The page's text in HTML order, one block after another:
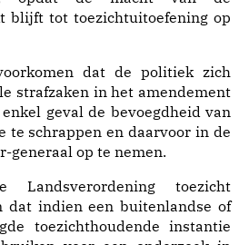
blijft tot toezichtuitoefening op
dat de politiek zich
strafzaken in het amendement
geval de bevoegdheid van
te schrappen en daarvoor in de
generaal op te nemen.
toezicht
dat indien een buitenlandse of
toezichthoudende instantie